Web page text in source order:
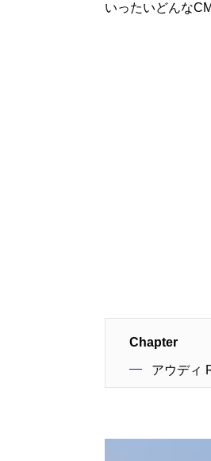
いったいどんな
Chapter
アウディ